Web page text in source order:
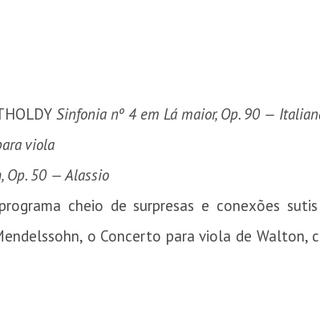
Sinfonia nº 4 em Lá maior, Op. 90 —
viola
Op. 50 — Alassio
cheio de surpresas e conexões
o Concerto para viola de